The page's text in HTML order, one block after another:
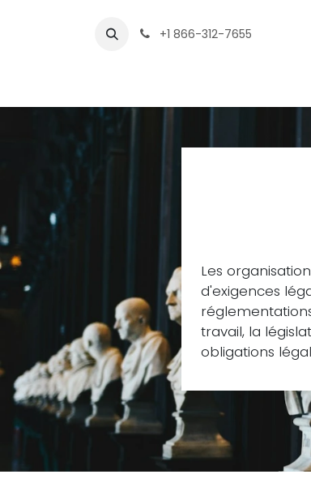
+1 866-312-7655
Les
d'exigences
travail, la
obligations